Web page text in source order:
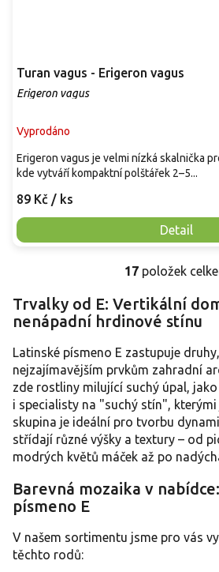
Turan vagus - Erigeron vagus
Erigeron vagus
Vyprodáno
89 Kč / ks
Detail
Erigeron vagus je velmi nízká skalnička
kde vytváří kompaktní polštářek 2–5...
O
l
á
a
c
í
p
r
v
k
y
ý
s
u
17položek
Trvalky od E: Vertikální
nenápadní hrdinové stínu
Latinské písmeno E zastupuje
nejzajímavějším prvkům zahradní
zde rostliny milující suchý úpal,
i specialisty na "suchý stín",
skupina je ideální pro tvorbu
střídají různé výšky a textury – od
modrých květů máček až po
Barevná mozaika v
písmeno E
V našem sortimentu jsme pro vás
těchto rodů: